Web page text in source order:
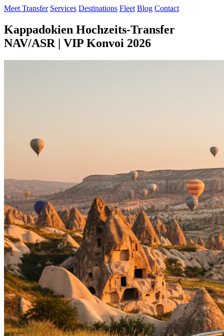
Meet Transfer Services Destinations Fleet Blog Contact
Kappadokien Hochzeits-Transfer
NAV/ASR | VIP Konvoi 2026